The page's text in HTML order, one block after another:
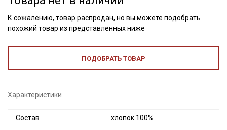
К сожалению, товар распродан, но вы можете подобрать
похожий товар из представленных ниже
ПОДОБРАТЬ ТОВАР
Характеристики
Состав хлопок 100%